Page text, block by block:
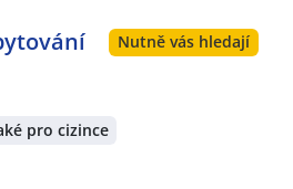
Nutně vás hledají
pro cizince